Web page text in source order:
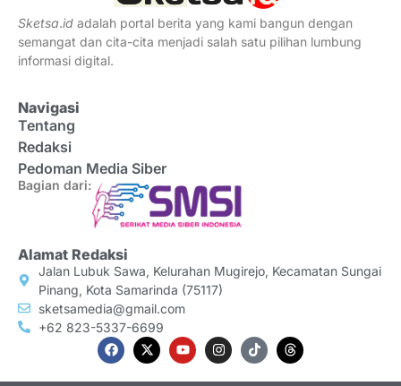
Sketsa.id adalah portal berita yang kami bangun dengan
semangat dan cita-cita menjadi salah satu pilihan lumbung
informasi digital.
Navigasi
Tentang
Redaksi
Pedoman Media Siber
Bagian dari:
Alamat Redaksi
Jalan Lubuk Sawa, Kelurahan Mugirejo, Kecamatan Sungai
Pinang, Kota Samarinda (75117)
sketsamedia@gmail.com
+62 823-5337-6699